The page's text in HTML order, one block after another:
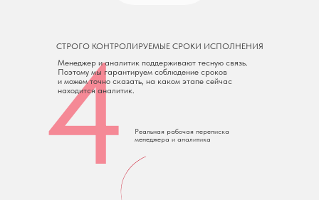
4
СТРОГО КОНТРОЛИРУЕМЫЕ СРОКИ ИСПОЛНЕНИЯ
Менеджер и аналитик поддерживают тесную связь.
Поэтому мы гарантируем соблюдение сроков
и можем точно сказать, на каком этапе сейчас
находится аналитик.
Реальная рабочая переписка
менеджера и аналитика